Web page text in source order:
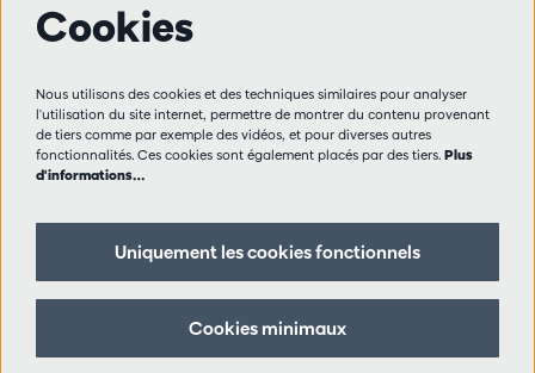
Règlement des visiteurs
Vie privée
Partenaires
Suivez nous
Cookies
Nous utilisons des cookies et des techniques similaires pour analyser
l'utilisation du site internet, permettre de montrer du contenu provenant
de tiers comme par exemple des vidéos, et pour diverses autres
fonctionnalités. Ces cookies sont également placés par des tiers. Plus
d'informations…
Uniquement les cookies fonctionnels
Cookies minimaux